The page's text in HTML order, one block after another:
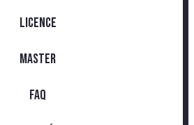
LICENCE
MASTER
FAQ